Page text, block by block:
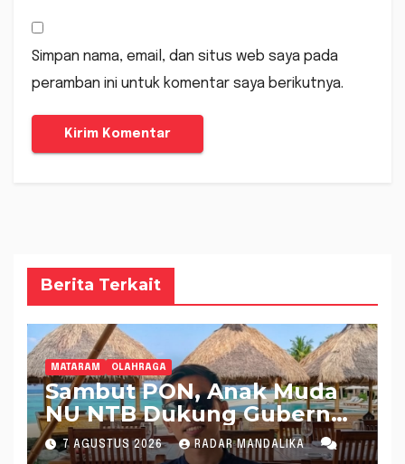
Simpan nama, email, dan situs web saya pada
peramban ini untuk komentar saya berikutnya.
Berita Terkait
MATARAM OLAHRAGA
Sambut PON, Anak Muda
NU NTB Dukung Gubernur
Pimpin KONI NTB
7 AGUSTUS 2026 RADAR MANDALIKA